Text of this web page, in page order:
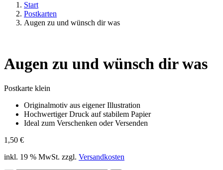
Start
Postkarten
Augen zu und wünsch dir was
Augen zu und wünsch dir was
Postkarte klein
Originalmotiv aus eigener Illustration
Hochwertiger Druck auf stabilem Papier
Ideal zum Verschenken oder Versenden
1,50 €
inkl. 19 % MwSt. zzgl. Versandkosten